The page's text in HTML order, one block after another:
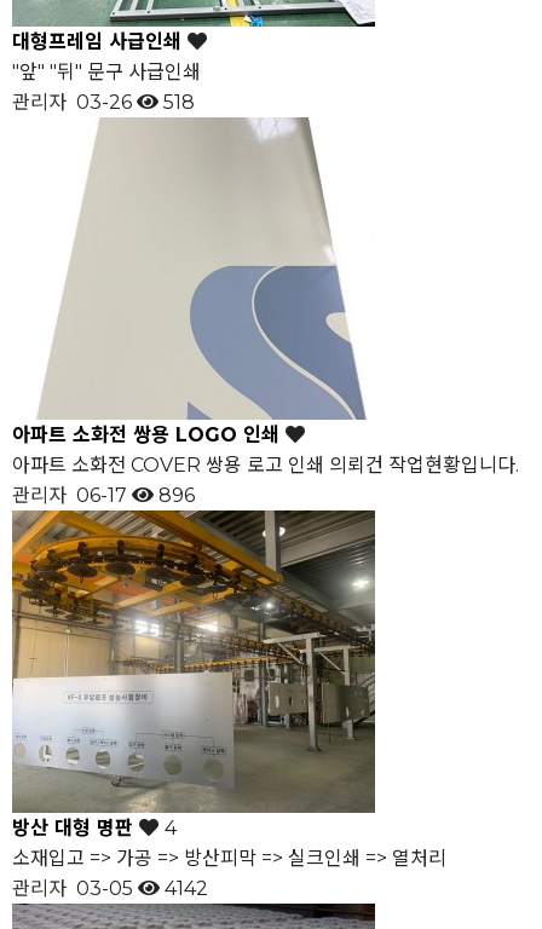
대형프레임 사급인쇄
"앞" "뒤" 문구 사급인쇄
관리자 03-26 518
아파트 소화전 쌍용 LOGO 인쇄
아파트 소화전 COVER 쌍용 로고 인쇄 의뢰건 작업현황입니다.
관리자 06-17 896
방산 대형 명판
4
소재입고 => 가공 => 방산피막 => 실크인쇄 => 열처리
관리자 03-05 4142